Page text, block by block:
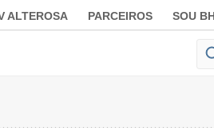
ALTEROSA PARCEIROS SOU